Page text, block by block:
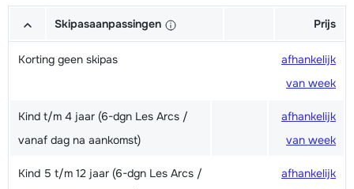
Skipasaanpassingen Prijs
Korting geen skipas
afhankelijk
van week
Kind t/m 4 jaar (6-dgn Les Arcs /
vanaf dag na aankomst)
afhankelijk
van week
Kind 5 t/m 12 jaar (6-dgn Les Arcs /
afhankelijk